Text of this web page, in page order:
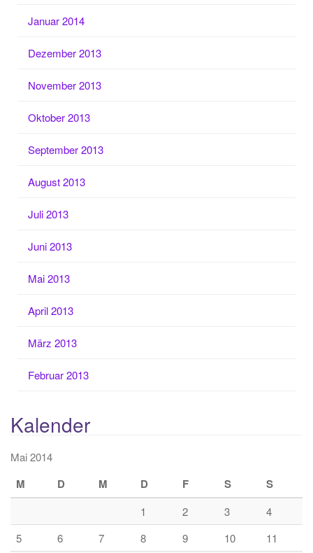
Januar 2014
Dezember 2013
November 2013
Oktober 2013
September 2013
August 2013
Juli 2013
Juni 2013
Mai 2013
April 2013
März 2013
Februar 2013
Kalender
Mai 2014
M D M D F S S
1 2 3
4
5
6 7 8 9 10
11